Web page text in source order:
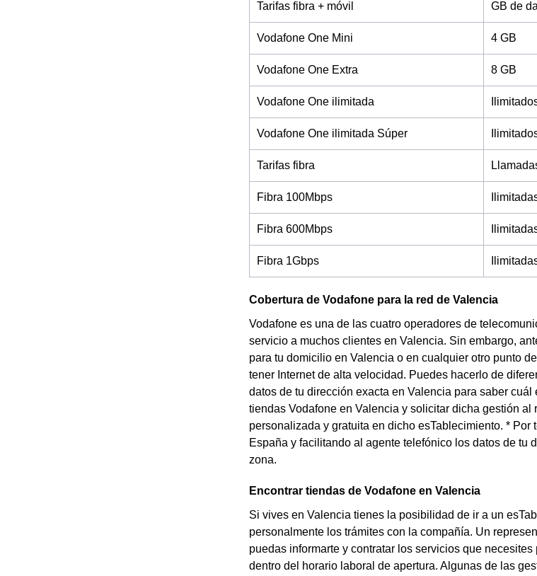
Tarifas fibra + móvil GB de
Vodafone One Mini 4 GB
Vodafone One Extra 8 GB
Vodafone One ilimitada
Vodafone One ilimitada Súper
Tarifas fibra
Fibra 100Mbps
Fibra 600Mbps
Fibra 1Gbps
Cobertura de Vodafone para la red de Valencia
Vodafone es una de las cuatro operadores de
servicio a muchos clientes en Valencia. Sin embargo,
para tu domicilio en Valencia o en cualquier otro punto
tener Internet de alta velocidad. Puedes hacerlo de
datos de tu dirección exacta en Valencia para saber
tiendas Vodafone en Valencia y solicitar dicha gestión
personalizada y gratuita en dicho esTablecimiento. *
España y facilitando al agente telefónico los datos de tu
zona.
Encontrar tiendas de Vodafone en Valencia
Si vives en Valencia tienes la posibilidad de ir a un
personalmente los trámites con la compañía. Un
puedas informarte y contratar los servicios que
dentro del horario laboral de apertura. Algunas de las